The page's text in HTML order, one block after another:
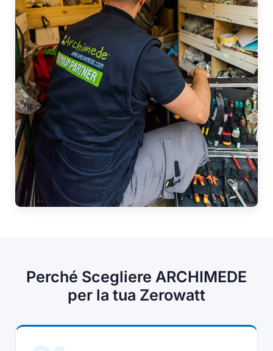
Perché Scegliere ARCHIMEDE
per la tua Zerowatt